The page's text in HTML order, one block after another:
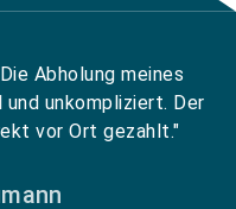
Abholung meines
unkompliziert. Der
vor Ort gezahlt."